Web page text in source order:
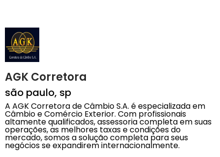
AGK Corretora
são paulo, sp
A AGK Corretora de Câmbio S.A. é especializada em
Câmbio e Comércio Exterior. Com profissionais
altamente qualificados, assessoria completa em suas
operações, as melhores taxas e condições do
mercado, somos a solução completa para seus
negócios se expandirem internacionalmente.